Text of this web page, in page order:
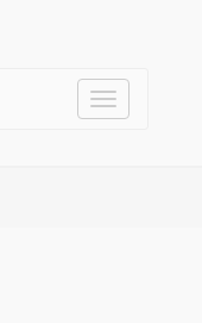
Toggle
navigation